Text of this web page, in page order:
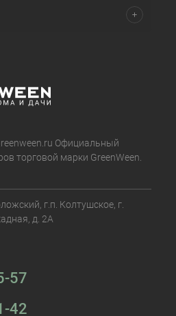
Официальный
торговой марки GreenWeen.
г.п. Колтушское, г.
д. 2А
57
42